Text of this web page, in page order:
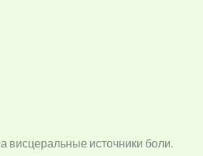
висцеральные источники боли.